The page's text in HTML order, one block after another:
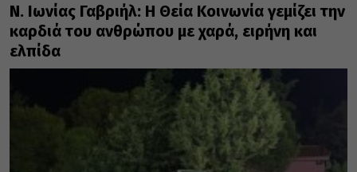
Ν. Ιωνίας Γαβριήλ: Η Θεία Κοινωνία γεμίζει την
καρδιά του ανθρώπου με χαρά, ειρήνη και
ελπίδα